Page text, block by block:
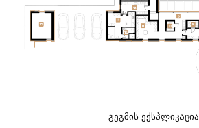
ᲒᲔᲒᲛᲘᲡ ᲔᲥᲡᲞᲚᲘᲙᲐᲪᲘᲐ